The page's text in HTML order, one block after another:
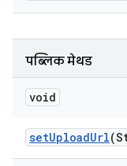
पब्लिक मेथड
void
setUploadUrl